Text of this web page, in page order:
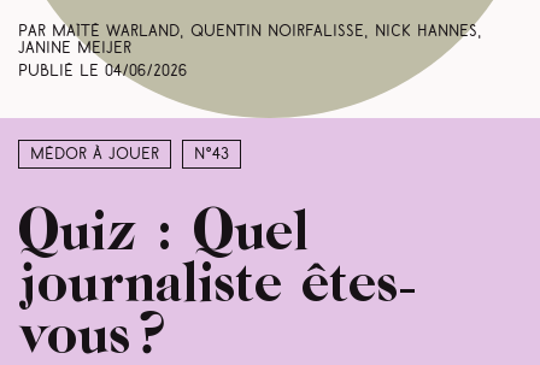
Par Maïté Warland, Quentin Noirfalisse, Nick Hannes,
Janine Meijer
Publié le 04/06/2026
Médor à jouer N°43
Quiz : Quel
journaliste êtes-
vous ?